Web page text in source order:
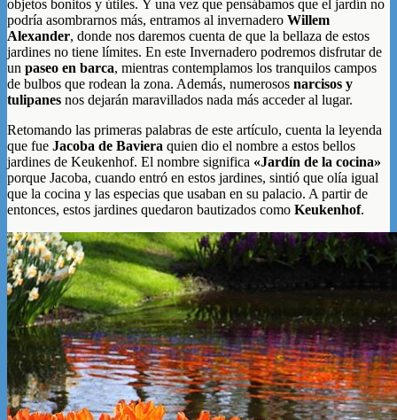
objetos bonitos y útiles. Y una vez que pensábamos que el jardín no
podría asombrarnos más, entramos al invernadero Willem
Alexander, donde nos daremos cuenta de que la bellaza de estos
jardines no tiene límites. En este Invernadero podremos disfrutar de
un paseo en barca, mientras contemplamos los tranquilos campos
de bulbos que rodean la zona. Además, numerosos narcisos y
tulipanes nos dejarán maravillados nada más acceder al lugar.
Retomando las primeras palabras de este artículo, cuenta la leyenda
que fue Jacoba de Baviera quien dio el nombre a estos bellos
jardines de Keukenhof. El nombre significa «Jardín de la cocina»
porque Jacoba, cuando entró en estos jardines, sintió que olía igual
que la cocina y las especias que usaban en su palacio. A partir de
entonces, estos jardines quedaron bautizados como Keukenhof.